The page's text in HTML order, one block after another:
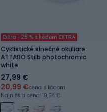
Extra -25 % s kódom EXTRA
Cyklistické slnečné okuliare
ATTABO Stilb photochromic
white
27,99 €
20,99 €cena s kódom
Najnižšia cena: 19,54 €